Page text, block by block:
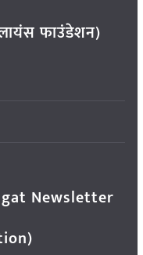
फाउंडेशन)
Newsletter